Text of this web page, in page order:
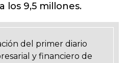
los 9,5 millones.
del primer diario
y financiero de